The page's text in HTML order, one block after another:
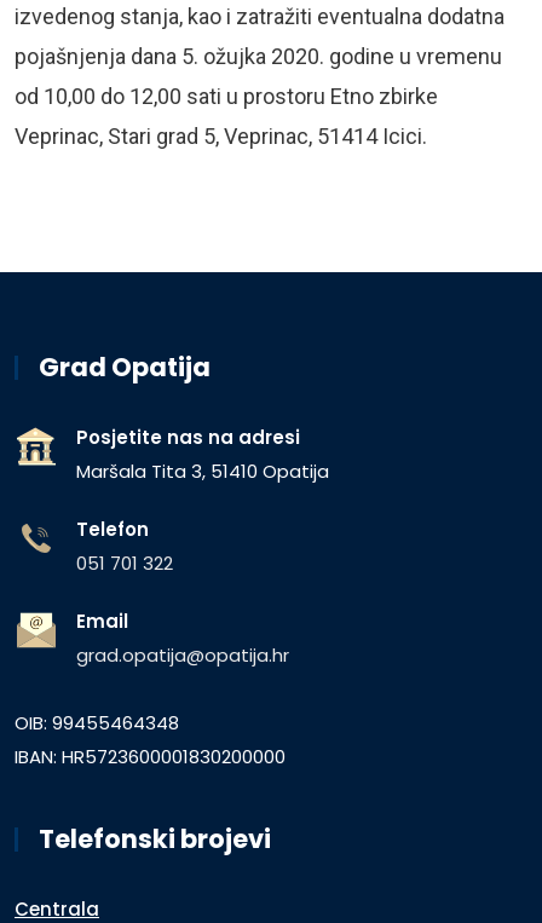
izvedenog stanja, kao i zatražiti eventualna dodatna
pojašnjenja dana 5. ožujka 2020. godine u vremenu
od 10,00 do 12,00 sati u prostoru Etno zbirke
Veprinac, Stari grad 5, Veprinac, 51414 Icici.
Grad Opatija
Posjetite nas na adresi
Maršala Tita 3, 51410 Opatija
Telefon
051 701 322
Email
grad.opatija@opatija.hr
OIB: 99455464348
IBAN: HR5723600001830200000
Telefonski brojevi
Centrala